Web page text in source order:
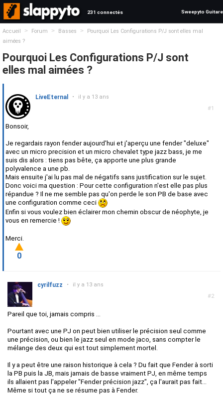
231 connectés Sweepyto Guitare
Accueil > Forum > Basses >
Pourquoi Les Configurations P/J sont elles mal
aimées ?
Pourquoi Les Configurations P/J sont
elles mal aimées ?
#1
LiveEternal • il y a 13 ans
Bonsoir,
Je regardais rayon fender aujourd'hui et j'aperçu une fender "deluxe"
avec un micro precision et un micro chevalet type jazz bass, je me
suis dis alors : tiens pas bête, ça apporte une plus grande
polyvalence a une pb.
Mais ensuite j'ai lu pas mal de négatifs sans justification sur le sujet.
Donc voici ma question : Pour cette configuration n'est elle pas plus
répandue ? Il ne me semble pas qu'on perde le son PB de base avec
une configuration comme ceci
Enfin si vous voulez bien éclairer mon chemin obscur de néophyte, je
vous en remercie !
Merci.
0
#2
cyrilfuzz • il y a 13 ans
Pareil que toi, jamais compris ...
Pourtant avec une PJ on peut bien utiliser le précision seul comme
une précision, ou bien le jazz seul en mode jaco, sans compter le
mélange des deux qui est tout simplement mortel.
Il y a peut être une raison historique à cela ? Du fait que Fender à sorti
la PB puis la JB, mais jamais de basse vraiment PJ, en même temps
ils allaient pas l'appeler "Fender précision jazz", ça l'aurait pas fait...
Même si tout ça ne se résume pas à Fender.